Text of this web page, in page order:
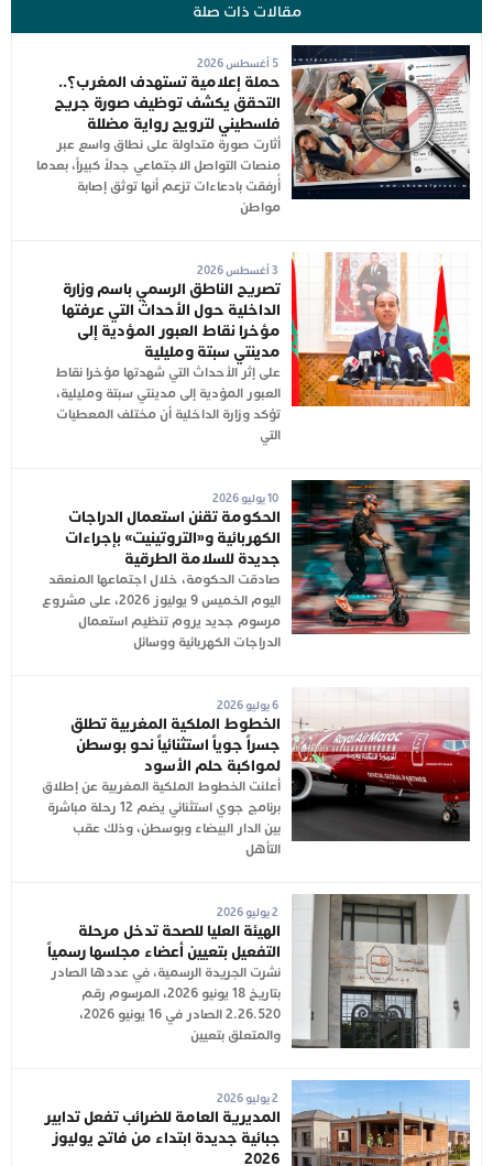
مقالات ذات صلة
5 أغسطس 2026
حملة إعلامية تستهدف المغرب؟..
التحقق يكشف توظيف صورة جريح
فلسطيني لترويج رواية مضللة
أثارت صورة متداولة على نطاق واسع عبر
منصات التواصل الاجتماعي جدلاً كبيراً، بعدما
أُرفقت بادعاءات تزعم أنها توثق إصابة
مواطن
تصريح الناطق الرسمي باسم وزارة
الداخلية حول الأحداث التي عرفتها
مؤخرا نقاط العبور المؤدية إلى
مدينتي سبتة ومليلية
على إثر الأحداث التي شهدتها مؤخرا نقاط
العبور المؤدية إلى مدينتي سبتة ومليلية،
تؤكد وزارة الداخلية أن مختلف المعطيات
التي
10 يوليو 2026
الحكومة تقنن استعمال الدراجات
الكهربائية و«التروتينيت» بإجراءات
جديدة للسلامة الطرقية
صادقت الحكومة، خلال اجتماعها المنعقد
اليوم الخميس 9 يوليوز 2026، على مشروع
مرسوم جديد يروم تنظيم استعمال
الدراجات الكهربائية ووسائل
6 يوليو 2026
الخطوط الملكية المغربية تطلق
جسراً جوياً استثنائياً نحو بوسطن
لمواكبة حلم الأسود
أعلنت الخطوط الملكية المغربية عن إطلاق
برنامج جوي استثنائي يضم 12 رحلة مباشرة
بين الدار البيضاء وبوسطن، وذلك عقب
التأهل
2 يوليو 2026
الهيئة العليا للصحة تدخل مرحلة
التفعيل بتعيين أعضاء مجلسها رسمياً
نشرت الجريدة الرسمية، في عددها الصادر
بتاريخ 18 يونيو 2026، المرسوم رقم
2.26.520 الصادر في 16 يونيو 2026،
والمتعلق بتعيين
2 يوليو 2026
المديرية العامة للضرائب تفعل تدابير
جبائية جديدة ابتداء من فاتح يوليوز
2026